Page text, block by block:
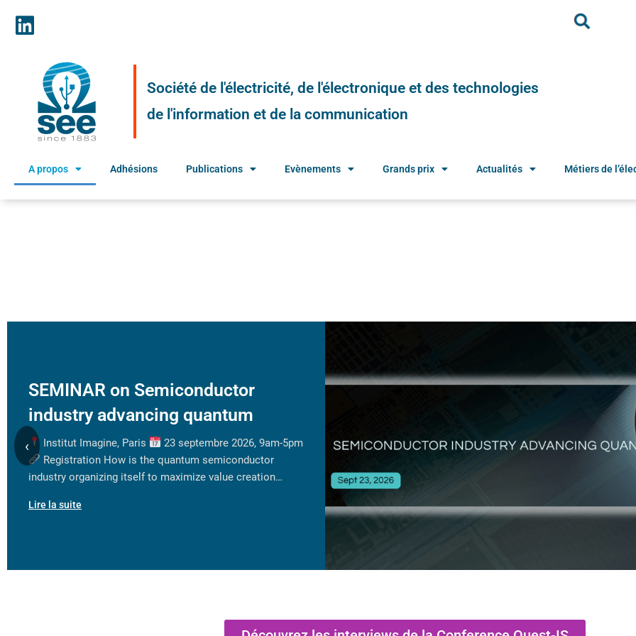
Société de l'électricité, de l'électronique et des technologies
de l'information et de la communication
A propos Adhésions Publications Evènements Grands prix Actualités Métiers de
SEMINAR on Semiconductor
industry advancing quantum
Institut Imagine, Paris
23 septembre 2026, 9am-5pm
Registration How is the quantum semiconductor
industry organizing itself to maximize value creation…
Lire la suite
‹